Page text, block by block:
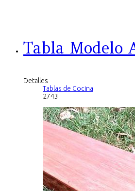
Tabla Modelo
Detalles
Tablas de Cocina
2743